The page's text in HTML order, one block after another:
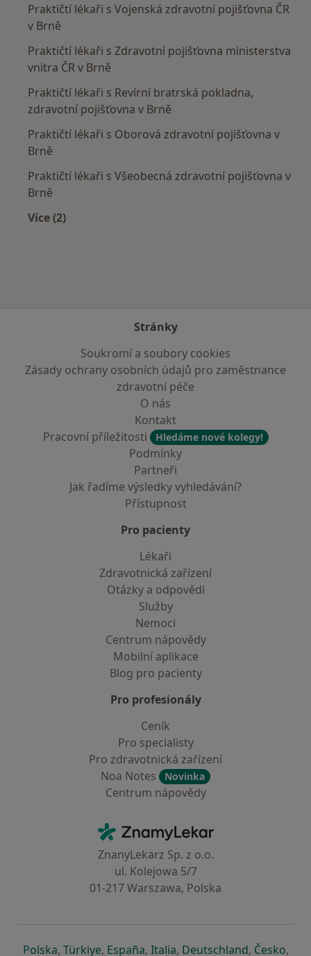
Praktičtí lékaři s Vojenská zdravotní pojišťovna ČR
v Brně
Praktičtí lékaři s Zdravotní pojišťovna ministerstva
vnitra ČR v Brně
Praktičtí lékaři s Revírní bratrská pokladna,
zdravotní pojišťovna v Brně
Praktičtí lékaři s Oborová zdravotní pojišťovna v
Brně
Praktičtí lékaři s Všeobecná zdravotní pojišťovna v
Brně
Více (2)
Stránky
Soukromí a soubory cookies
Zásady ochrany osobních údajů pro zaměstnance
zdravotní péče
O nás
Kontakt
Pracovní příležitosti
Hledáme nové kolegy!
Podmínky
Partneři
Jak řadíme výsledky vyhledávání?
Přístupnost
Pro pacienty
Lékaři
Zdravotnická zařízení
Otázky a odpovědi
Služby
Nemoci
Centrum nápovědy
Mobilní aplikace
Blog pro pacienty
Pro profesionály
Ceník
Pro specialisty
Pro zdravotnická zařízení
Noa Notes
Novinka
Centrum nápovědy
ZnamyLekar - Hlavní stránka
ZnanyLekarz Sp. z o.o.
ul. Kolejowa 5/7
01-217 Warszawa, Polska
Polskase otevře v nové záložce
, Türkiyese otevře v nové záložce
, Españase otevře v nové záložce
, Italiase otevře v nové záložce
, Deutschlandse otevře v
, Českose
,